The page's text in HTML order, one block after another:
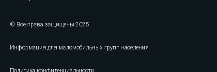
© Все права защищены 2025
Информация для маломобильных групп населения